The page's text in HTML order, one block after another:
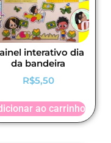
interativo dia
da bandeira
R$5,50
ao carrinho